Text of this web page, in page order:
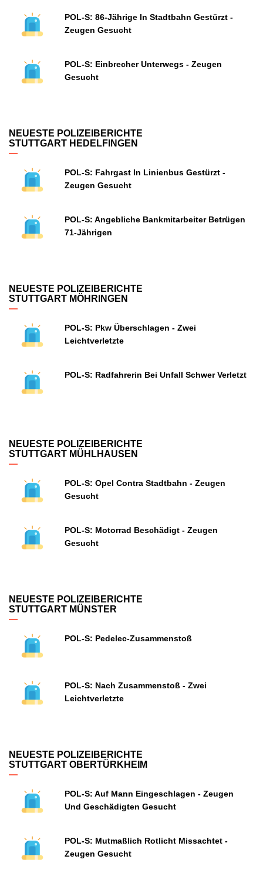
POL-S: 86-Jährige In Stadtbahn Gestürzt -
Zeugen Gesucht
POL-S: Einbrecher Unterwegs - Zeugen
Gesucht
NEUESTE POLIZEIBERICHTE
STUTTGART HEDELFINGEN
POL-S: Fahrgast In Linienbus Gestürzt -
Zeugen Gesucht
POL-S: Angebliche Bankmitarbeiter Betrügen
71-Jährigen
NEUESTE POLIZEIBERICHTE
STUTTGART MÖHRINGEN
POL-S: Pkw Überschlagen - Zwei
Leichtverletzte
POL-S: Radfahrerin Bei Unfall Schwer Verletzt
NEUESTE POLIZEIBERICHTE
STUTTGART MÜHLHAUSEN
POL-S: Opel Contra Stadtbahn - Zeugen
Gesucht
POL-S: Motorrad Beschädigt - Zeugen
Gesucht
NEUESTE POLIZEIBERICHTE
STUTTGART MÜNSTER
POL-S: Pedelec-Zusammenstoß
POL-S: Nach Zusammenstoß - Zwei
Leichtverletzte
NEUESTE POLIZEIBERICHTE
STUTTGART OBERTÜRKHEIM
POL-S: Auf Mann Eingeschlagen - Zeugen
Und Geschädigten Gesucht
POL-S: Mutmaßlich Rotlicht Missachtet -
Zeugen Gesucht